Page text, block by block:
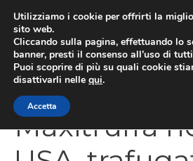
contenuto
Maxitruffa
Utilizziamo i cookie per offrirti la
sito web.
Cliccando sulla pagina, effettuando lo
banner, presti il consenso all’uso di
Puoi scoprire di più su quali cookie
disattivarli nelle qui.
Accetta